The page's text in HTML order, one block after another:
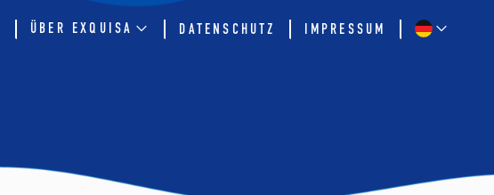
ÜBER EXQUISA DATENSCHUTZ IMPRESSUM